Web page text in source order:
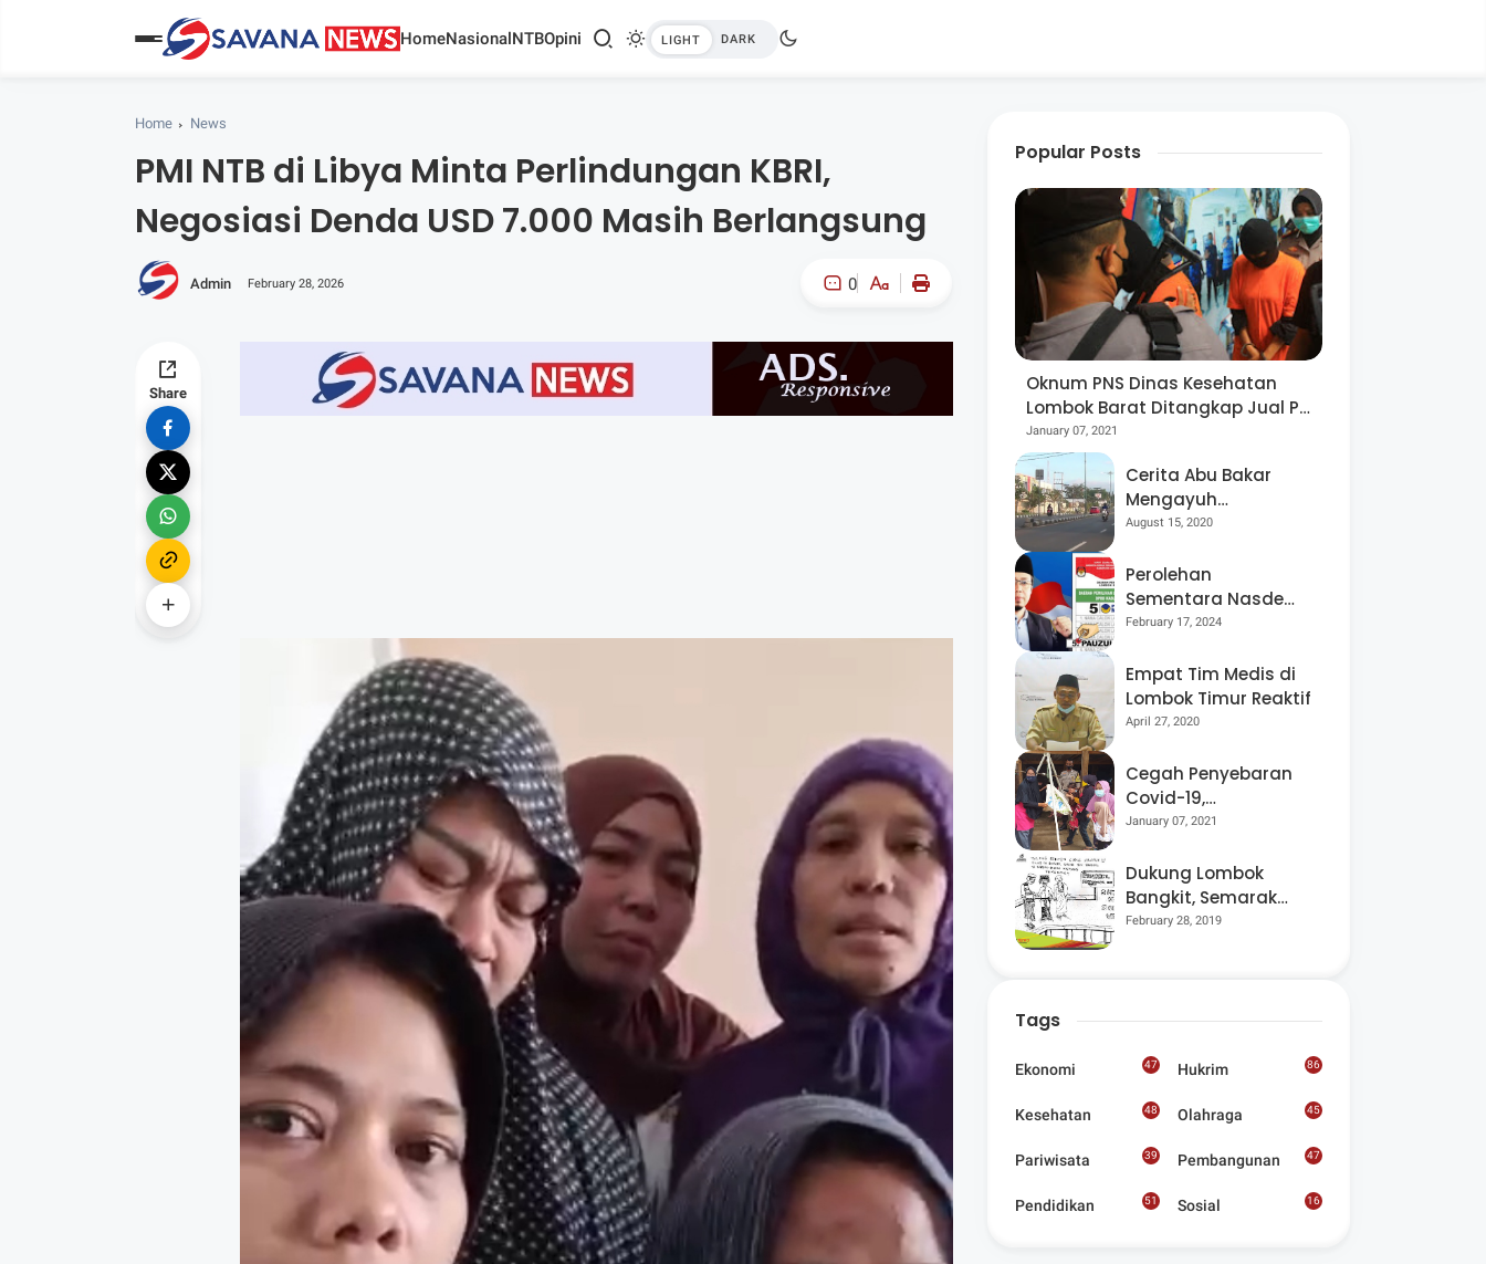
HomeNasionalNTBOpini
Home News
PMI NTB di Libya Minta Perlindungan KBRI,
Negosiasi Denda USD 7.000 Masih Berlangsung
Admin February 28, 2026 0
A-
Share
Popular Posts
Oknum PNS Dinas Kesehatan
Lombok Barat Ditangkap Jual Pil
Ekstasi
January 07, 2021
Cerita Abu Bakar
Mengayuh
Sepedanya Selama
Menggelorakan
Kemerdekaan
August 15, 2020
Perolehan
Sementara Nasdem
Lobar Tertinggi,
Berpeluang “Rebut”
Kursi Dapil 3
February 17, 2024
Empat Tim Medis di
Lombok Timur Reaktif
April 27, 2020
Cegah Penyebaran
Covid-19,
Bhabinkamtibmas
Kegiatan Posyandu
January 07, 2021
Dukung Lombok
Bangkit, Semarak
Pesta Rakyat
Seniman Di Lombok
February 28, 2019
Tags
Ekonomi 47 Hukrim 86
Kesehatan 48 Olahraga 45
Pariwisata 39 Pembangunan 47
Pendidikan 51 Sosial
16